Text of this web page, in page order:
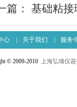
篇： 基础粘
心 | 关于我们 | 服务
© 2009-2010 上海弘埔仪